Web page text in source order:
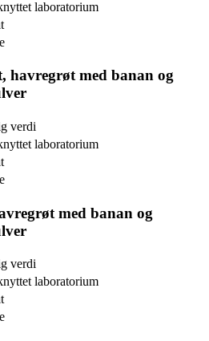
laboratorium
havregrøt med banan og
verdi
laboratorium
med banan og
verdi
laboratorium